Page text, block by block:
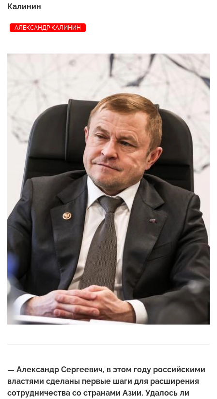
Калинин.
АЛЕКСАНДР КАЛИНИН
— Александр Сергеевич, в этом году российскими
властями сделаны первые шаги для расширения
сотрудничества со странами Азии. Удалось ли